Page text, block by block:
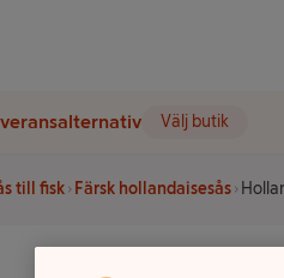
Välj butik
till fisk Färsk hollandaisesås